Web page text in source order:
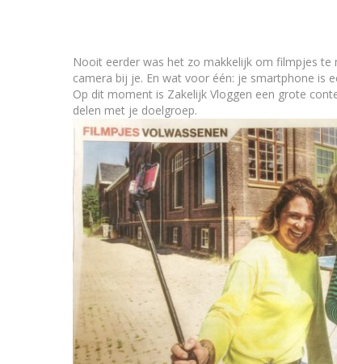
Nooit eerder was het zo makkelijk om filmpjes
camera bij je. En wat voor één: je smartphone is
Op dit moment is Zakelijk Vloggen een grote
delen met je doelgroep.